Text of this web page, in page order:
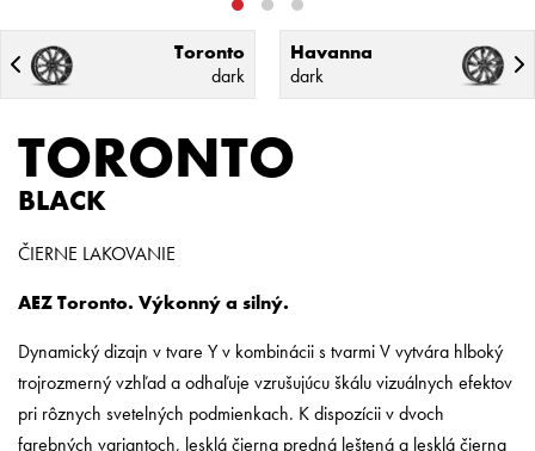
Toronto
dark
Havanna
dark
TORONTO
BLACK
ČIERNE LAKOVANIE
AEZ Toronto. Výkonný a silný.
Dynamický dizajn v tvare Y v kombinácii s tvarmi V vytvára hlboký
trojrozmerný vzhľad a odhaľuje vzrušujúcu škálu vizuálnych efektov
pri rôznych svetelných podmienkach. K dispozícii v dvoch
farebných variantoch, lesklá čierna predná leštená a lesklá čierna